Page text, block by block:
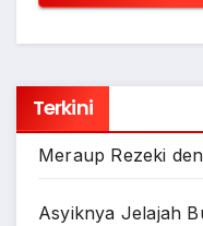
Terkini
Meraup Rezeki
Asyiknya Jelajah